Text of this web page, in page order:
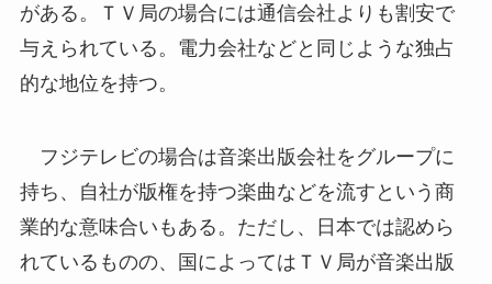
がある。ＴＶ局の場合には通信会社よりも割安で
与えられている。電力会社などと同じような独占
的な地位を持つ。
フジテレビの場合は音楽出版会社をグループに
持ち、自社が版権を持つ楽曲などを流すという商
業的な意味合いもある。ただし、日本では認めら
れているものの、国によってはＴＶ局が音楽出版